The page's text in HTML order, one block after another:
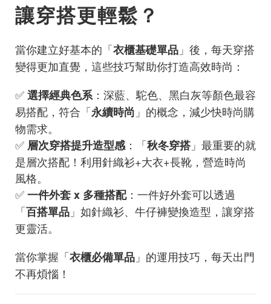
讓穿搭更輕鬆？
當你建立好基本的「衣櫃基礎單品 」後，每天穿搭
變得更加直覺，這些技巧幫助你打造高效時尚：
✅選擇經典色系 ：深藍、駝色、黑白灰等顏色最容
易搭配，符合「永續時尚 」的概念，減少快時尚購
物需求。
✅ 層次穿搭提升造型感 ：「秋冬穿搭」最重要的就
是層次搭配！利用針織衫+大衣+長靴，營造時尚
風格。
✅一件外套 x 多種搭配：一件好外套可以透過
「百搭單品 」如針織衫、牛仔褲變換造型，讓穿搭
更靈活。
當你掌握「衣櫃必備單品 」的運用技巧，每天出門
不再煩惱！